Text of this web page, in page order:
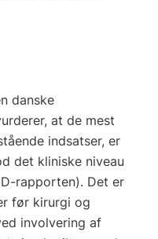
danske
at de mest
indsatser, er
det kliniske niveau
rapporten). Det er
før kirurgi og
involvering af